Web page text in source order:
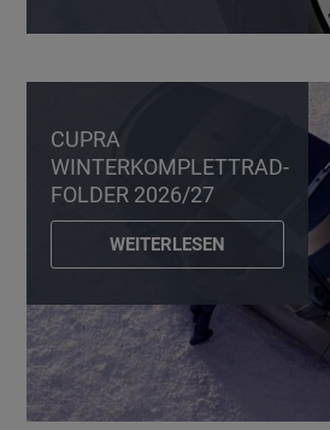
CUPRA
WINTERKOMPLETTRAD-
FOLDER 2026/27
WEITERLESEN